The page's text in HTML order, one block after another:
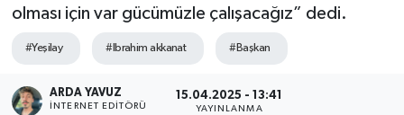
olması için var gücümüzle çalışacağız” dedi.
#Yeşilay #Ibrahim akkanat #Başkan
ARDA YAVUZ
İNTERNET EDITÖRÜ
15.04.2025 - 13:41
YAYINLANMA
İLÇELERİMİZ
RESMİ İLAN